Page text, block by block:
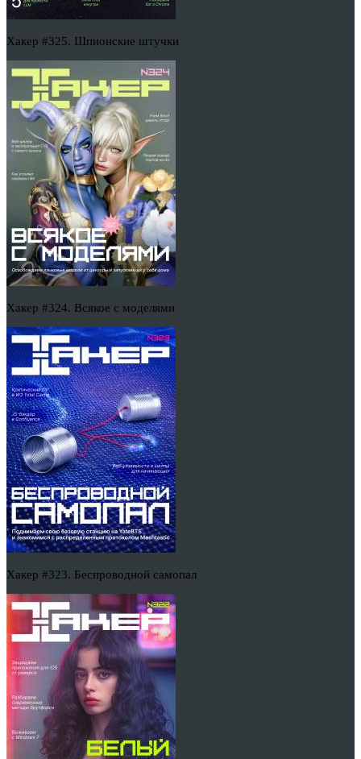
Хакер #325. Шпионские штучки
Хакер #324. Всякое с моделями
Хакер #323. Беспроводной самопал